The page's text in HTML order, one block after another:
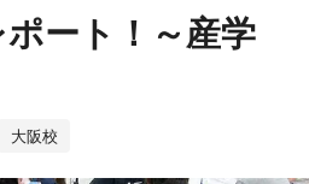
ート！～産学
大阪校